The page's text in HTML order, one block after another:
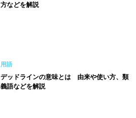
方などを解説
用語
デッドラインの意味とは 由来や使い方、類
義語などを解説